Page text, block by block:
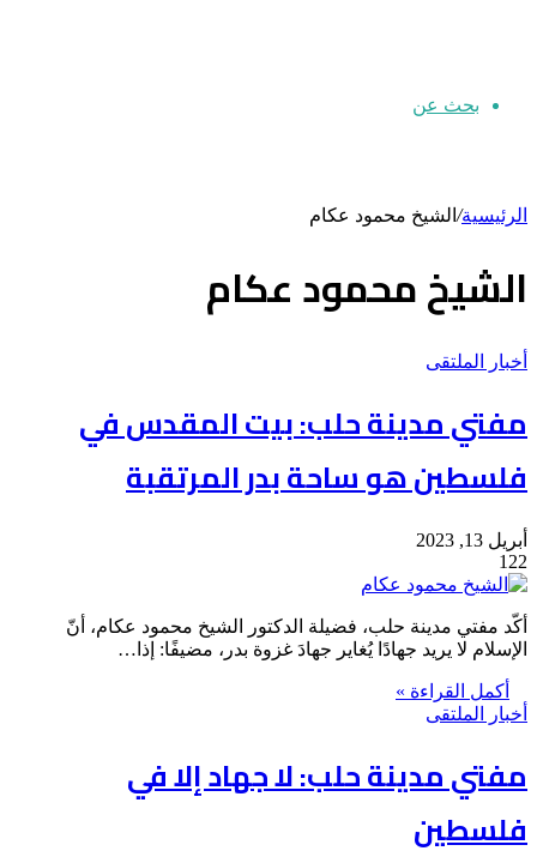
بحث عن
الرئيسية/ الشيخ محمود عكام
الشيخ محمود عكام
أخبار الملتقى
مفتي مدينة حلب: بيت المقدس في
فلسطين هو ساحة بدر المرتقبة
أبريل 13, 2023
122
أكّد مفتي مدينة حلب، فضيلة الدكتور الشيخ محمود عكام، أنّ
الإسلام لا يريد جهادًا يُغاير جهادَ غزوة بدر، مضيفًا: إذا…
أكمل القراءة »
أخبار الملتقى
مفتي مدينة حلب: لا جهاد إلا في
فلسطين